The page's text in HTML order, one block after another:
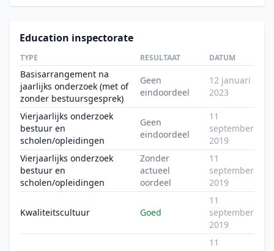
Education inspectorate
TYPE RESULTAAT DATUM
Basisarrangement na
jaarlijks onderzoek (met of
zonder bestuursgesprek)
Geen
eindoordeel
12 januari
2023
Vierjaarlijks onderzoek
bestuur en
scholen/opleidingen
Geen
eindoordeel
11
september
2019
Vierjaarlijks onderzoek
bestuur en
scholen/opleidingen
Zonder
actueel
oordeel
11
september
2019
Kwaliteitscultuur Goed
11
september
2019
11